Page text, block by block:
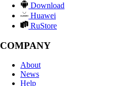
Download
Huawei
RuStore
COMPANY
About
News
Help